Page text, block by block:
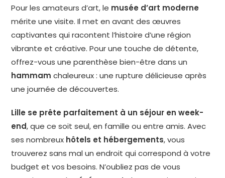
Pour les amateurs d’art, le musée d’art moderne
mérite une visite. Il met en avant des œuvres
captivantes qui racontent l’histoire d’une région
vibrante et créative. Pour une touche de détente,
offrez-vous une parenthèse bien-être dans un
hammam chaleureux : une rupture délicieuse après
une journée de découvertes.
Lille se prête parfaitement à un séjour en week-
end, que ce soit seul, en famille ou entre amis. Avec
ses nombreux hôtels et hébergements, vous
trouverez sans mal un endroit qui correspond à votre
budget et vos besoins. N’oubliez pas de vous